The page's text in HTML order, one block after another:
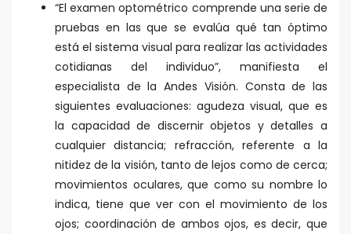
“El examen optométrico comprende una serie de
pruebas en las que se evalúa qué tan óptimo
está el sistema visual para realizar las actividades
cotidianas del individuo”, manifiesta el
especialista de la Andes Visión. Consta de las
siguientes evaluaciones: agudeza visual, que es
la capacidad de discernir objetos y detalles a
cualquier distancia; refracción, referente a la
nitidez de la visión, tanto de lejos como de cerca;
movimientos oculares, que como su nombre lo
indica, tiene que ver con el movimiento de los
ojos; coordinación de ambos ojos, es decir, que